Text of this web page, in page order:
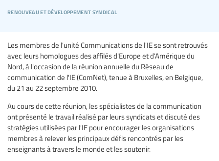
renouveau et développement syndical
Les membres de l'unité Communications de l'IE se sont retrouvés
avec leurs homologues des affilés d'Europe et d'Amérique du
Nord, à l'occasion de la réunion annuelle du Réseau de
communication de l'IE (ComNet), tenue à Bruxelles, en Belgique,
du 21 au 22 septembre 2010.
Au cours de cette réunion, les spécialistes de la communication
ont présenté le travail réalisé par leurs syndicats et discuté des
stratégies utilisées par l'IE pour encourager les organisations
membres à relever les principaux défis rencontrés par les
enseignants à travers le monde et les soutenir.